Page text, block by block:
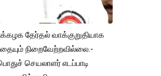
தேர்தல் வாக்குறுதியாக
நிறைவேற்றவில்லை.-
செயலாளர் எடப்பாடி